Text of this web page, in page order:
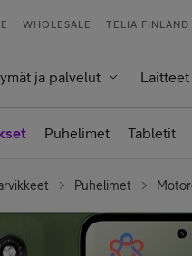
WHOLESALE TELIA FINLAND
ja palvelut Laitteet
Puhelimet Tabletit
Puhelimet